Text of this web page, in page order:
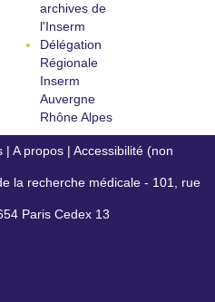
archives de
l'Inserm
Délégation
Régionale
Inserm
Auvergne
Rhône Alpes
| A propos | Accessibilité (non
la recherche médicale - 101, rue
Paris Cedex 13